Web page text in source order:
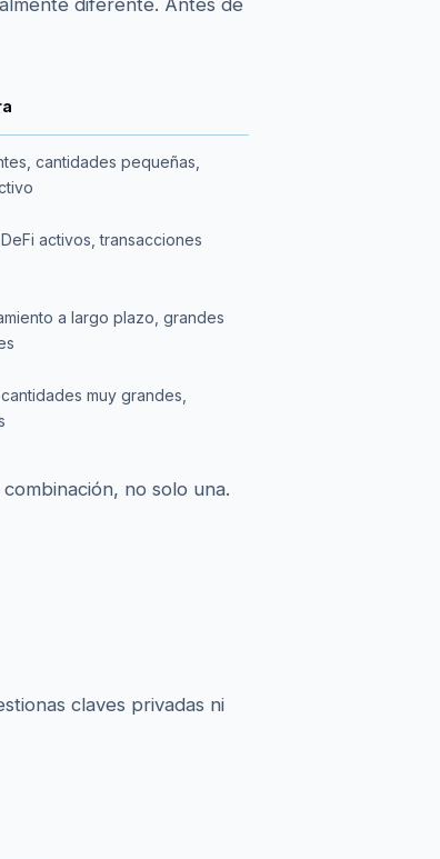
diferente. Antes de
cantidades pequeñas,
activos, transacciones
a largo plazo, grandes
muy grandes,
no solo una.
claves privadas ni